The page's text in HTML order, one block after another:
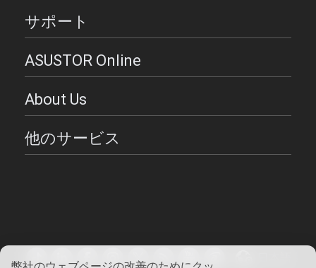
サポート
ASUSTOR Online
About Us
他のサービス